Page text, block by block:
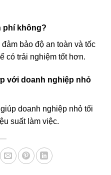
phí không?
bảo độ an toàn và tốc
có trải nghiệm tốt hơn.
với doanh nghiệp nhỏ
doanh nghiệp nhỏ tối
suất làm việc.